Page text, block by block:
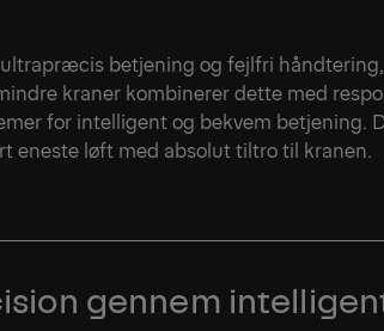
ultrapræcis betjening og fejlfri
kraner kombinerer dette med
for intelligent og bekvem betjening.
eneste løft med absolut tiltro til kranen.
gennem